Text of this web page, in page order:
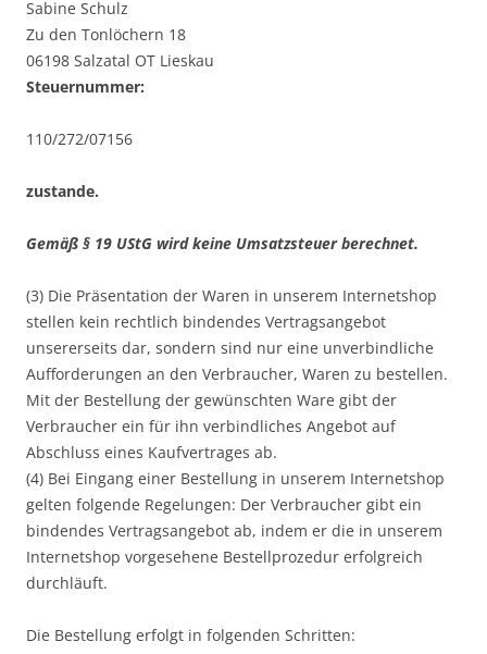
Sabine Schulz
Zu den Tonlöchern 18
06198 Salzatal OT Lieskau
Steuernummer:
110/272/07156
zustande.
Gemäß § 19 UStG wird keine Umsatzsteuer berechnet.
(3) Die Präsentation der Waren in unserem Internetshop
stellen kein rechtlich bindendes Vertragsangebot
unsererseits dar, sondern sind nur eine unverbindliche
Aufforderungen an den Verbraucher, Waren zu bestellen.
Mit der Bestellung der gewünschten Ware gibt der
Verbraucher ein für ihn verbindliches Angebot auf
Abschluss eines Kaufvertrages ab.
(4) Bei Eingang einer Bestellung in unserem Internetshop
gelten folgende Regelungen: Der Verbraucher gibt ein
bindendes Vertragsangebot ab, indem er die in unserem
Internetshop vorgesehene Bestellprozedur erfolgreich
durchläuft.
Die Bestellung erfolgt in folgenden Schritten: